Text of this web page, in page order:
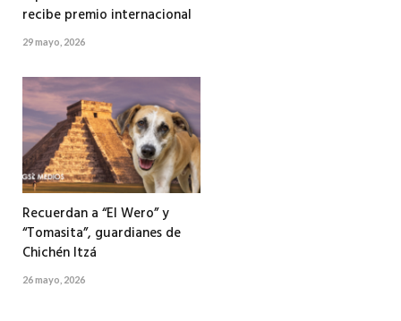
recibe premio internacional
29 mayo, 2026
Recuerdan a “El Wero” y
“Tomasita”, guardianes de
Chichén Itzá
26 mayo, 2026